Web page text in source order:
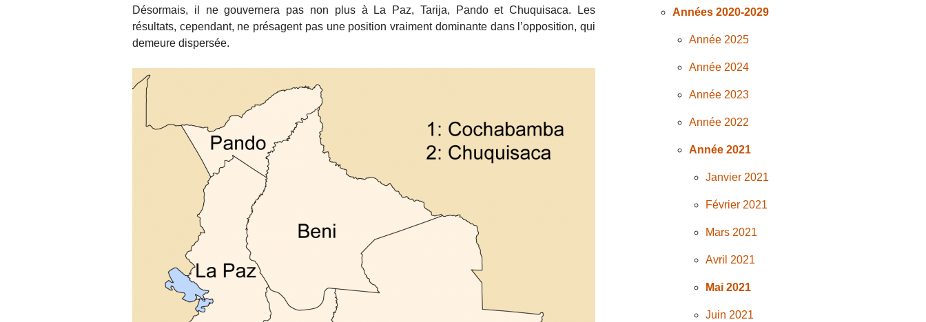
Désormais, il ne gouvernera pas non plus à La Paz, Tarija, Pando et Chuquisaca. Les
résultats, cependant, ne présagent pas une position vraiment dominante dans l’opposition, qui
demeure dispersée.
Années 2020-2029
Année 2025
Année 2024
Année 2023
Année 2022
Année 2021
Janvier 2021
Février 2021
Mars 2021
Avril 2021
Mai 2021
Juin 2021